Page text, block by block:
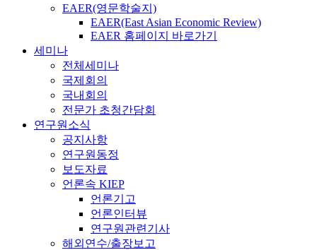
EAER(영문학술지)
EAER(East Asian Economic Review)
EAER 홈페이지 바로가기
세미나
전체세미나
국제회의
국내회의
전문가 초청간담회
연구원소식
공지사항
연구원동정
보도자료
언론속 KIEP
언론기고
언론인터뷰
연구원관련기사
해외연수/출장보고